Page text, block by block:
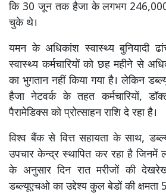
कि 30 जून तक हैजा के लगभग
चुके थे।
यमन के अधिकांश स्वास्थ्य बुनियादी
स्वास्थ्य कर्मचारियों को छह महीने से
का भुगतान नहीं किया गया है। लेकिन
हैजा नेटवर्क के तहत कर्मचारियों,
पैरामेडिक्स को प्रोत्साहन राशि दे रहा है।
विश्व बैंक से वित्त सहायता के साथ,
उपचार केन्द्र स्थापित कर रहा है जिनमें
के अनुसार दिन रात मरीजों की
डब्ल्यूएचओ का उद्देश्य कुल बेडों की